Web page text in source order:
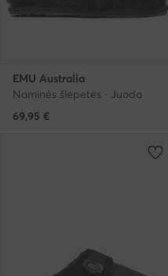
EMU Australia
Naminės šlepetės · Juoda
69,95 €